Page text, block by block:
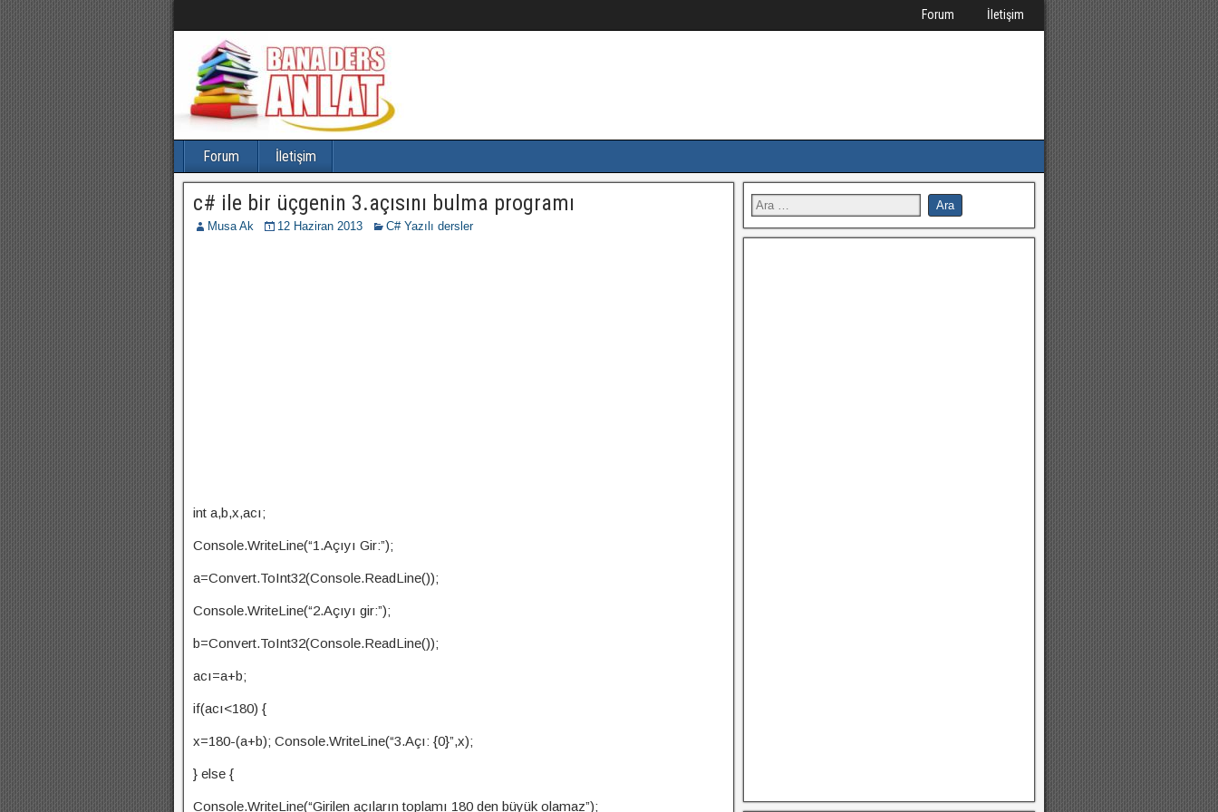
Forum İletişim
Forum İletişim
c# ile bir üçgenin 3.açısını bulma programı
Musa Ak 12 Haziran 2013 C# Yazılı dersler
int a,b,x,acı;
Console.WriteLine(“1.Açıyı Gir:”);
a=Convert.ToInt32(Console.ReadLine());
Console.WriteLine(“2.Açıyı gir:”);
b=Convert.ToInt32(Console.ReadLine());
acı=a+b;
if(acı<180) {
x=180-(a+b); Console.WriteLine(“3.Açı: {0}”,x);
} else {
Console.WriteLine(“Girilen açıların toplamı 180 den büyük olamaz”);